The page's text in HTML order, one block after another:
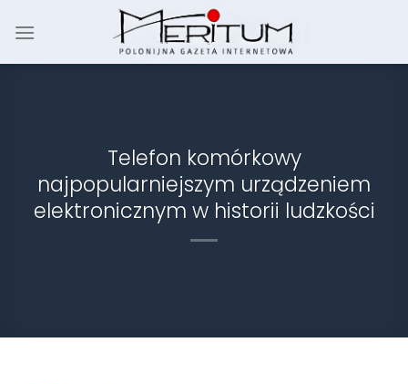
Telefon komórkowy
najpopularniejszym urządzeniem
elektronicznym w historii ludzkości